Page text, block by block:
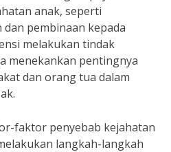
anak, seperti
pembinaan kepada
melakukan tindak
menekankan pentingnya
dan orang tua dalam
faktor penyebab kejahatan
langkah-langkah